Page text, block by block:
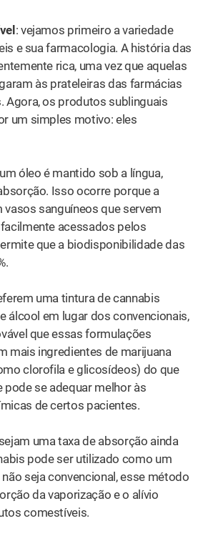
totalmente suscetíveis ao
mais lento que ocorre quando os
são processados ​​pelo trato
Isso significa que suas taxas de
mais baixas
, pairando em
convenientes e discretos e, com
muito fáceis de dosar. Os
podem ser ideais para pessoas
intestinal, como SIBO,
do Intestino Irritável
. Há até
que os canabinoides podem ajudar
os revestimentos intestinais
terceira e última solução de nossa
mais simples do que as outras
tempos. Os tópicos também
em termos de tecnologia.
bálsamos, pomadas e
produzidos com a combinação